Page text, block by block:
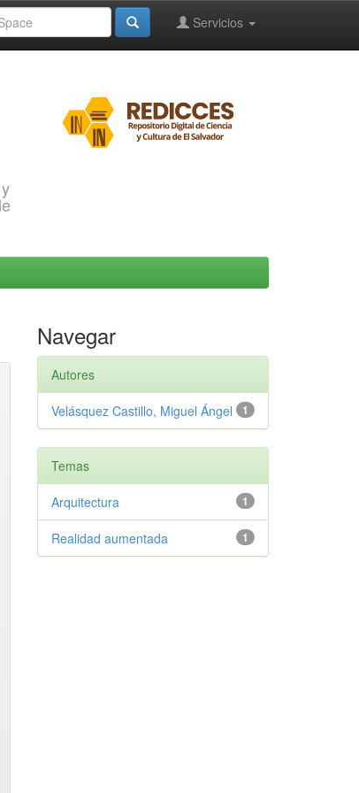
Servicios
Navegar
Autores
1
Velásquez Castillo, Miguel Ángel
Temas
1
Arquitectura
1
Realidad aumentada